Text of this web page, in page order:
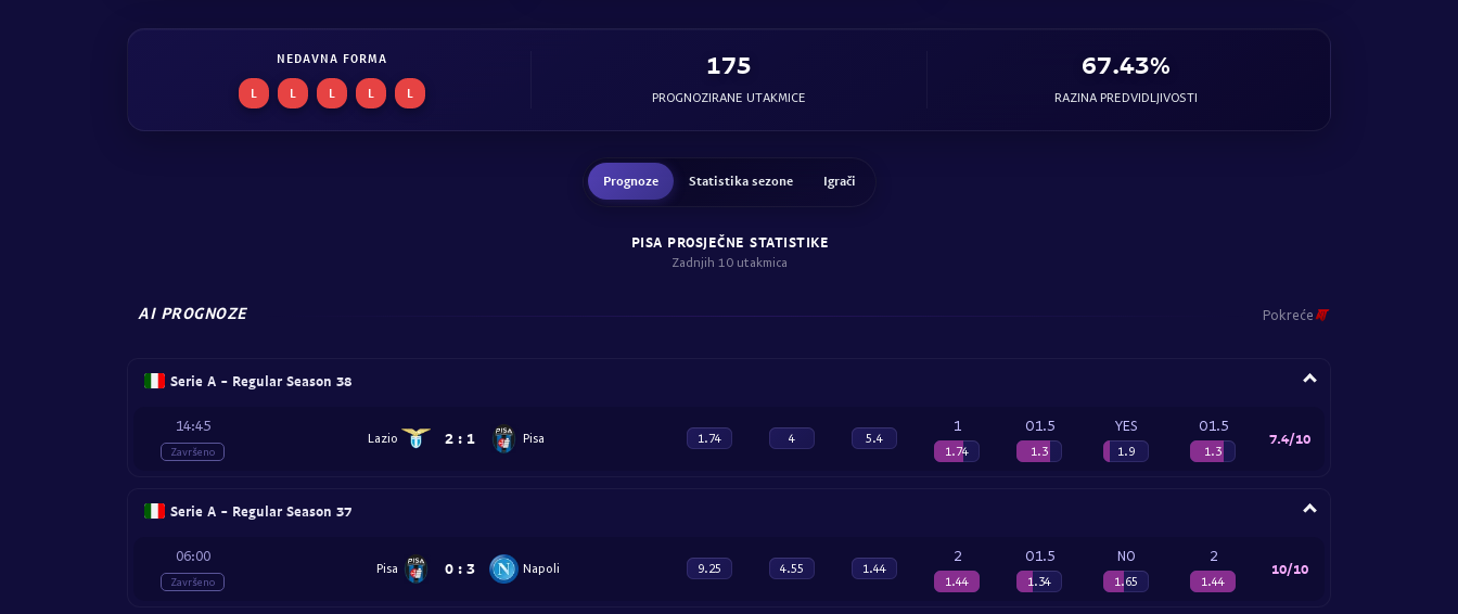
NEDAVNA FORMA
L L L L L
175
PROGNOZIRANE UTAKMICE
67.43%
RAZINA PREDVIDLJIVOSTI
Prognoze Statistika sezone Igrači
PISA PROSJEČNE STATISTIKE
Zadnjih 10 utakmica
AI PROGNOZE Pokreće
Serie A - Regular Season 38
14:45
Završeno
Lazio 2 : 1 Pisa 1.74 4 5.4
1
1.74
O1.5
1.3
YES
1.9
O1.5
1.3
7.4/10
Serie A - Regular Season 37
06:00
Završeno
Pisa 0 : 3 Napoli 9.25 4.55 1.44
2
1.44
O1.5
1.34
NO
1.65
2
1.44
10/10